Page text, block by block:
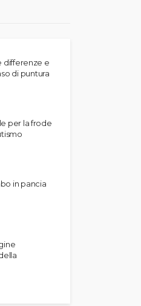
differenze e
di puntura
per la frode
in pancia